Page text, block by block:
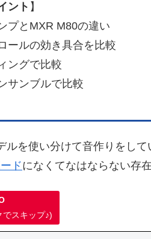
ント 】
プとMXR M80の違い
ールの効き具合を比較
ングで比較
サンブルで比較
ルを使い分けて音作りをして
ドになくてなはならない存
スキップ♪)